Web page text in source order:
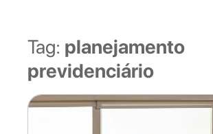
Tag: planejamento
previdenciário